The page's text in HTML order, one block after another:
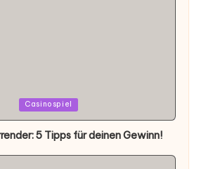
Casinospiel
5 Tipps für deinen Gewinn!